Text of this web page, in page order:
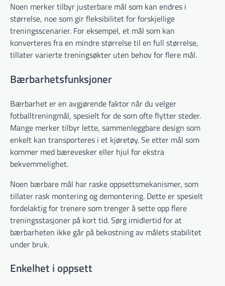
Noen merker tilbyr justerbare mål som kan endres i
størrelse, noe som gir fleksibilitet for forskjellige
treningsscenarier. For eksempel, et mål som kan
konverteres fra en mindre størrelse til en full størrelse,
tillater varierte treningsøkter uten behov for flere mål.
Bærbarhetsfunksjoner
Bærbarhet er en avgjørende faktor når du velger
fotballtreningmål, spesielt for de som ofte flytter steder.
Mange merker tilbyr lette, sammenleggbare design som
enkelt kan transporteres i et kjøretøy. Se etter mål som
kommer med bærevesker eller hjul for ekstra
bekvemmelighet.
Noen bærbare mål har raske oppsettsmekanismer, som
tillater rask montering og demontering. Dette er spesielt
fordelaktig for trenere som trenger å sette opp flere
treningsstasjoner på kort tid. Sørg imidlertid for at
bærbarheten ikke går på bekostning av målets stabilitet
under bruk.
Enkelhet i oppsett